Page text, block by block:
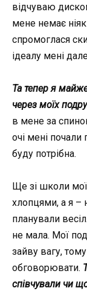
відчуваю
мене немає
спромоглася
ідеалу мені
Та тепер я
через моїх
в мене за
очі мені почали
буду потрібна.
Ще зі школи мої
хлопцями, а я –
планували
не мала. Мої
зайву вагу,
обговорювати.
співчували чи